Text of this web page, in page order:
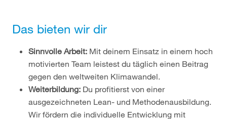
Das bieten wir dir
Sinnvolle Arbeit: Mit deinem Einsatz in einem hoch
motivierten Team leistest du täglich einen Beitrag
gegen den weltweiten Klimawandel.
Weiterbildung: Du profitierst von einer
ausgezeichneten Lean- und Methodenausbildung.
Wir fördern die individuelle Entwicklung mit